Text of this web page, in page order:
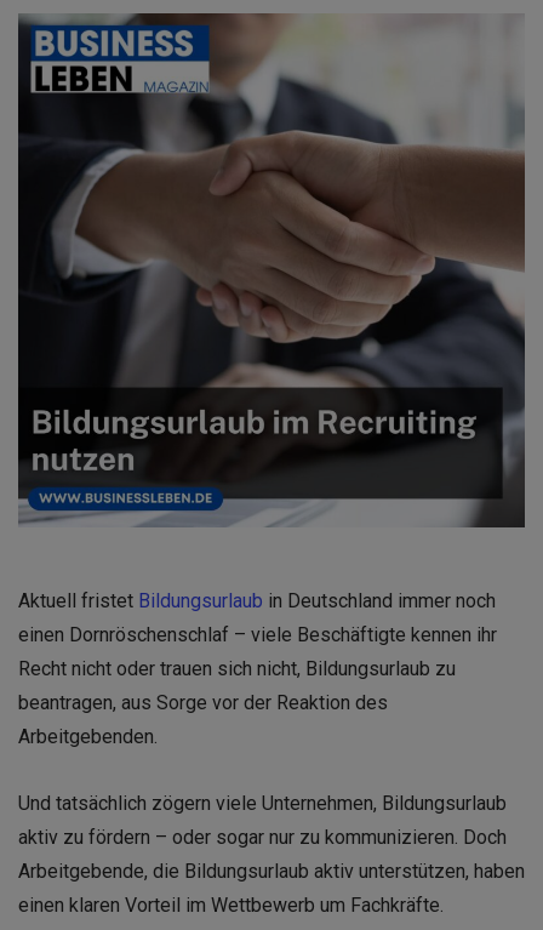
Aktuell fristet Bildungsurlaub in Deutschland immer noch
einen Dornröschenschlaf – viele Beschäftigte kennen ihr
Recht nicht oder trauen sich nicht, Bildungsurlaub zu
beantragen, aus Sorge vor der Reaktion des
Arbeitgebenden.
Und tatsächlich zögern viele Unternehmen, Bildungsurlaub
aktiv zu fördern – oder sogar nur zu kommunizieren. Doch
Arbeitgebende, die Bildungsurlaub aktiv unterstützen, haben
einen klaren Vorteil im Wettbewerb um Fachkräfte.